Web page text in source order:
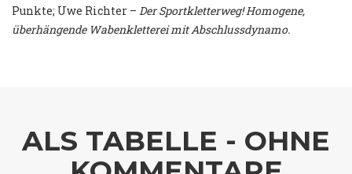
Punkte; Uwe Richter – Der Sportkletterweg! Homogene,
überhängende Wabenkletterei mit Abschlussdynamo.
ALS TABELLE - OHNE